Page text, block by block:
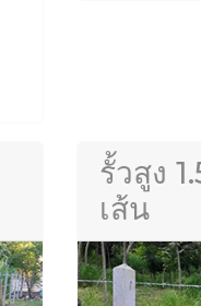
รั้วสูง
เส้น